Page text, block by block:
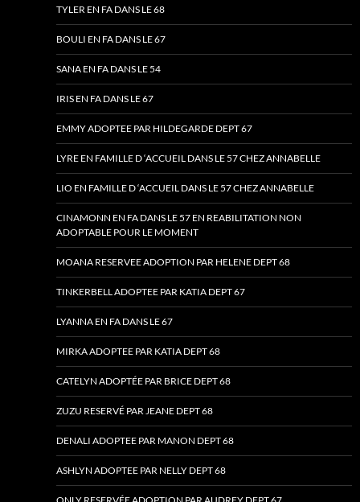
TYLER EN FA DANS LE 68
BOULI EN FA DANS LE 67
SANA EN FA DANS LE 54
IRIS EN FA DANS LE 67
EMMY ADOPTEE PAR HILDEGARDE DEPT 67
LYRE EN FAMILLE D ‘ACCUEIL DANS LE 57 CHEZ ANNABELLE
LIO EN FAMILLE D ‘ACCUEIL DANS LE 57 CHEZ ANNABELLE
CINAMONN EN FA DANS LE 57 EN REABILITATION NON
ADOPTABLE POUR LE MOMENT
MOANA RESERVEE ADOPTION PAR HELENE DEPT 68
TINKERBELL ADOPTEE PAR KATIA DEPT 67
LYANNA EN FA DANS LE 67
MIRKA ADOPTEE PAR KATIA DEPT 68
CATELYN ADOPTÉE PAR BRICE DEPT 68
ZUZU RESERVÉ PAR JEANE DEPT 68
DENALI ADOPTEE PAR MANON DEPT 68
ASHLYN ADOPTEE PAR NELLY DEPT 68